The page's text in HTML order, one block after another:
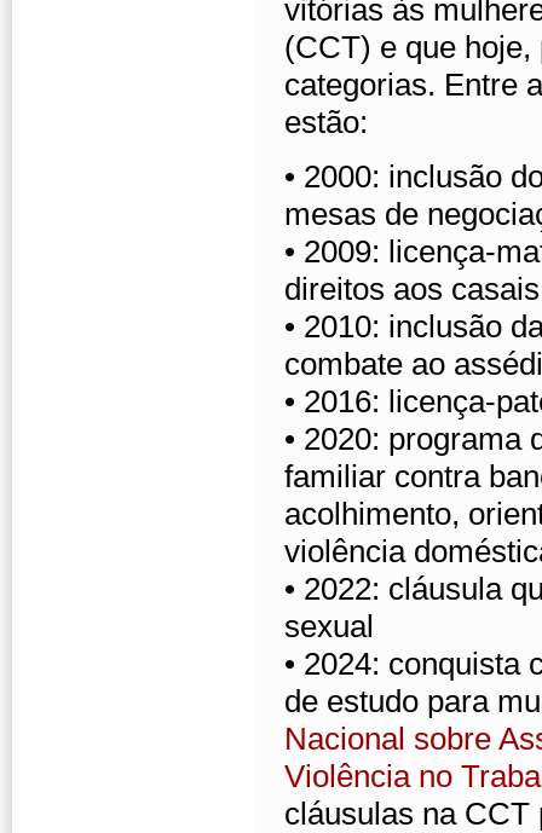
vitórias às
(CCT) e que
categorias. Entre
estão:
• 2000: inclusão
mesas de
• 2009: licença-
direitos aos
• 2010: inclusão
combate ao
• 2016: licença-
• 2020: programa
familiar contra
acolhimento,
violência
• 2022: cláusula
sexual
• 2024: conquista
de estudo para
Nacional sobre
Violência no
cláusulas na CCT